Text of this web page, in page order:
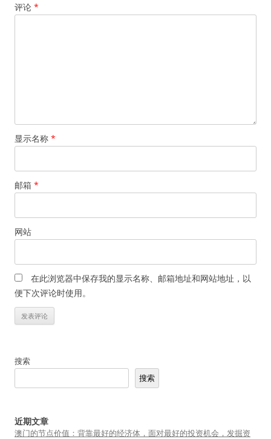
评论 *
显示名称 *
邮箱 *
网站
在此浏览器中保存我的显示名称、邮箱地址和网站地址，以
便下次评论时使用。
搜索
搜索
近期文章
澳门的节点价值：背靠最好的经济体，面对最好的投资机会，发掘资